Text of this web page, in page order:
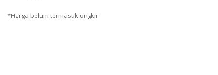
*Harga belum termasuk ongkir